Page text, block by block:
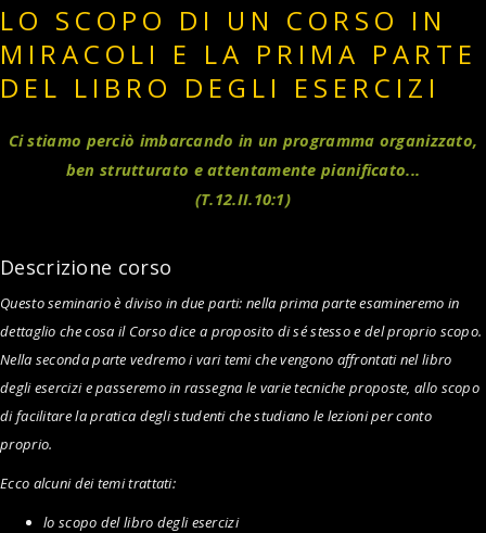
LO SCOPO DI UN CORSO IN
MIRACOLI E LA PRIMA PARTE
DEL LIBRO DEGLI ESERCIZI
Ci stiamo perciò imbarcando in un programma organizzato,
ben strutturato e attentamente pianificato...
(T.12.II.10:1)
Descrizione corso
Questo seminario è diviso in due parti: nella prima parte esamineremo in
dettaglio che cosa il Corso dice a proposito di sé stesso e del proprio scopo.
Nella seconda parte vedremo i vari temi che vengono affrontati nel libro
degli esercizi e passeremo in rassegna le varie tecniche proposte, allo scopo
di facilitare la pratica degli studenti che studiano le lezioni per conto
proprio.
Ecco alcuni dei temi trattati:
lo scopo del libro degli esercizi